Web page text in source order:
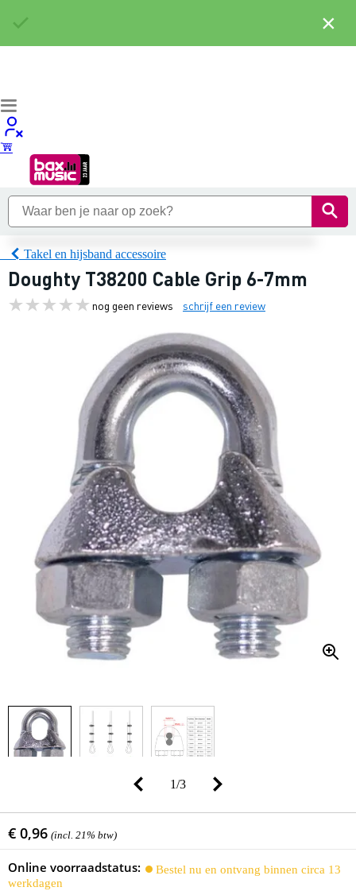
Takel en hijsband accessoire
Doughty T38200 Cable Grip 6-7mm
nog geen reviews schrijf een review
1/3
€ 0,96 (incl. 21% btw)
Online voorraadstatus:
Bestel nu en ontvang binnen circa 13
werkdagen
×